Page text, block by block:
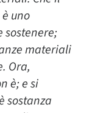
uno
sostenere;
materiali
Ora,
è; e si
sostanza